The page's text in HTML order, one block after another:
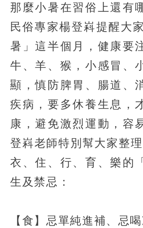
那麼小暑在習俗上還有
民俗專家楊登嵙提醒大
暑」這半個月，健康要
牛、羊、猴，小感冒、
顯，慎防脾胃、腸道、
疾病，要多休養生息，
康，避免激烈運動，容
登嵙老師特別幫大家整理
衣、住、行、育、樂的
生及禁忌：
【食】忌單純進補、忌